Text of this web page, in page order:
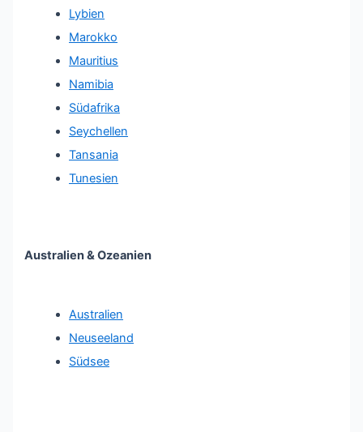
Lybien
Marokko
Mauritius
Namibia
Südafrika
Seychellen
Tansania
Tunesien
Australien & Ozeanien
Australien
Neuseeland
Südsee